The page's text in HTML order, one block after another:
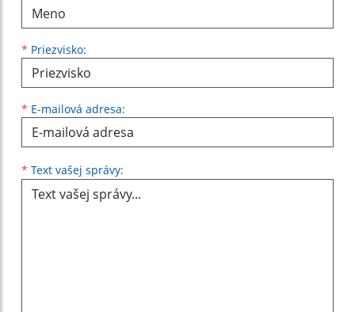
* Priezvisko:
* E-mailová adresa:
* Text vašej správy: